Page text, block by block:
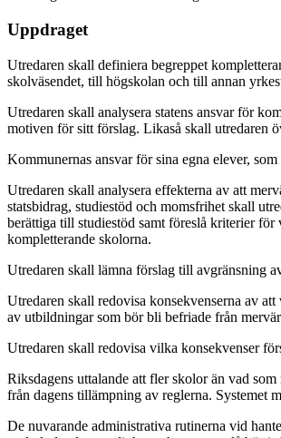
Uppdraget
Utredaren skall definiera begreppet
skolväsendet, till högskolan och till annan
Utredaren skall analysera statens ansvar för
motiven för sitt förslag. Likaså skall utredaren
Kommunernas ansvar för sina egna elever,
Utredaren skall analysera effekterna av att
statsbidrag, studiestöd och momsfrihet skall
berättiga till studiestöd samt föreslå kriterier
kompletterande skolorna.
Utredaren skall lämna förslag till avgränsning
Utredaren skall redovisa konsekvenserna av
av utbildningar som bör bli befriade från
Utredaren skall redovisa vilka konsekvenser
Riksdagens uttalande att fler skolor än vad
från dagens tillämpning av reglerna. Systemet
De nuvarande administrativa rutinerna vid